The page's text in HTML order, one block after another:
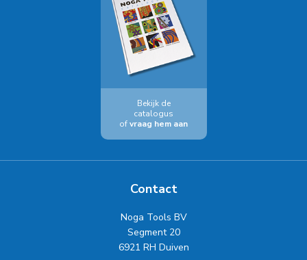
Bekijk de
catalogus
ofvraag hem aan
Contact
Noga Tools BV
Segment 20
6921 RH Duiven